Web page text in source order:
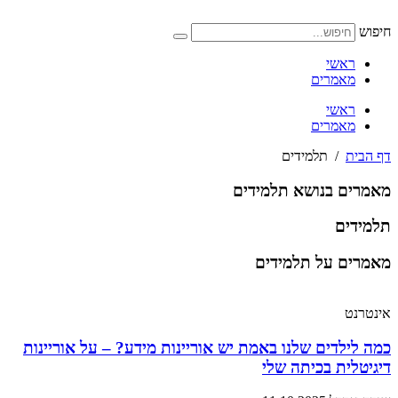
לתוכן
חיפוש
ראשי
מאמרים
ראשי
מאמרים
דף הבית / תלמידים
מאמרים בנושא תלמידים
תלמידים
מאמרים על תלמידים
אינטרנט
כמה לילדים שלנו באמת יש אוריינות מידע? – על אוריינות
דיגיטלית בכיתה שלי